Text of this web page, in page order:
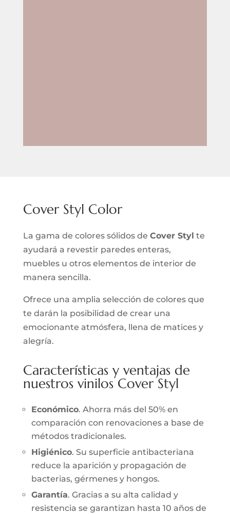
Cover Styl Color
La gama de colores sólidos de Cover Styl te
ayudará a revestir paredes enteras,
muebles u otros elementos de interior de
manera sencilla.
Ofrece una amplia selección de colores que
te darán la posibilidad de crear una
emocionante atmósfera, llena de matices y
alegría.
Características y ventajas de
nuestros vinilos Cover Styl
Económico. Ahorra más del 50% en
comparación con renovaciones a base de
métodos tradicionales.
Higiénico. Su superficie antibacteriana
reduce la aparición y propagación de
bacterias, gérmenes y hongos.
Garantía. Gracias a su alta calidad y
resistencia se garantizan hasta 10 años de